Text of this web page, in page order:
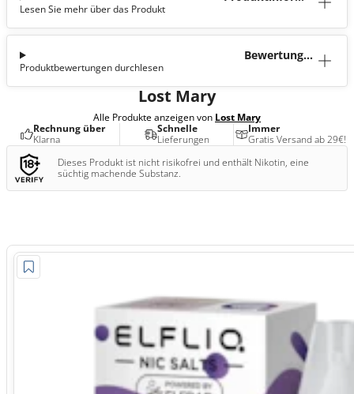
Lesen Sie mehr über das Produkt
Bewertunge
Produktbewertungen durchlesen
Lost Mary
Alle Produkte anzeigen von Lost Mary
Rechnung über
Klarna
Schnelle
Lieferungen
Immer
Gratis Versand ab 29€!
Dieses Produkt ist nicht risikofrei und enthält Nikotin, eine
süchtig machende Substanz.